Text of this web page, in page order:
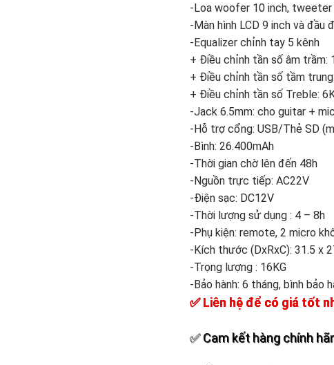
-Loa woofer 10 inch, tweeter
-Màn hình LCD 9 inch và đầu
-Equalizer chỉnh tay 5 kênh
+ Điều chỉnh tần số âm trầm:
+ Điều chỉnh tần số tầm
+ Điều chỉnh tần số Treble:
-Jack 6.5mm: cho guitar +
-Hỗ trợ cổng: USB/Thẻ SD
-Bình: 26.400mAh
-Thời gian chờ lên đến 48h
-Nguồn trực tiếp: AC22V
-Điện sạc: DC12V
-Thời lượng sử dụng : 4 – 8h
-Phụ kiện: remote, 2 micro
-Kích thước (DxRxC): 31.5 x
-Trọng lượng : 16KG
-Bảo hành: 6 tháng, bình bảo
✅ Liên hệ để có giá tốt
✅ Cam kết hàng chính